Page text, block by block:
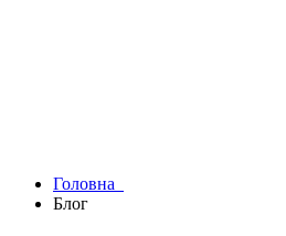
Головна
Блог